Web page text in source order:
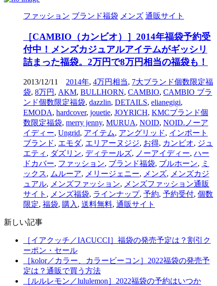
ファッション ブランド福袋 メンズ 通販サイト
［CAMBIO（カンビオ）］2014年福袋予約受
付中！メンズカジュアルアイテムがギッシリ
詰まった福袋。2万円で8万円相当の福袋も！
2013/12/11 2014年, 4万円相当, 7大ブランド個数限定福
袋, 8万円 , AKM, BULLHORN, CAMBIO, CAMBIO ブラ
ンド個数限定福袋, dazzlin, DETAILS, elianegigi,
EMODA, hardcover, jouetie, JOYRICH, KMCブランド個
数限定福袋, merry jenny, MURUA, NOID, NOID.ノーア
イディー, Ungrid, アイテム, アングリッド, インポート
ブランド, エモダ, エリアーヌジジ, お得, カンビオ, ジュ
エティ , ダズリン, ディテールズ, ノーアイディー, ハー
ドカバー, ファッション, ブランド福袋, ブルホーン, ミ
ックス, ムルーア, メリージェニー, メンズ, メンズカジ
ュアル, メンズファッション, メンズファッション通販
サイト , メンズ福袋, ラインナップ, 予約, 予約受付, 個数
限定, 福袋, 購入 , 送料無料, 通販サイト
新しい記事
［イアクッチ／IACUCCI］福袋の発売予定は？割引ク
ーポン・セール
［kolor／カラー、カラービーコン］2022福袋の発売予
定は？通販で買う方法
［ルルレモン／lululemon］2022福袋の予約はいつか